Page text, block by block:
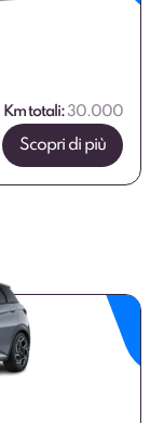
Km totali:30.000
Scopri di più